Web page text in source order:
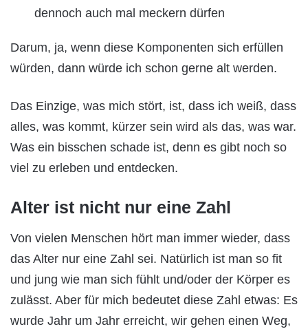
dennoch auch mal meckern dürfen
Darum, ja, wenn diese Komponenten sich erfüllen
würden, dann würde ich schon gerne alt werden.
Das Einzige, was mich stört, ist, dass ich weiß, dass
alles, was kommt, kürzer sein wird als das, was war.
Was ein bisschen schade ist, denn es gibt noch so
viel zu erleben und entdecken.
Alter ist nicht nur eine Zahl
Von vielen Menschen hört man immer wieder, dass
das Alter nur eine Zahl sei. Natürlich ist man so fit
und jung wie man sich fühlt und/oder der Körper es
zulässt. Aber für mich bedeutet diese Zahl etwas: Es
wurde Jahr um Jahr erreicht, wir gehen einen Weg,